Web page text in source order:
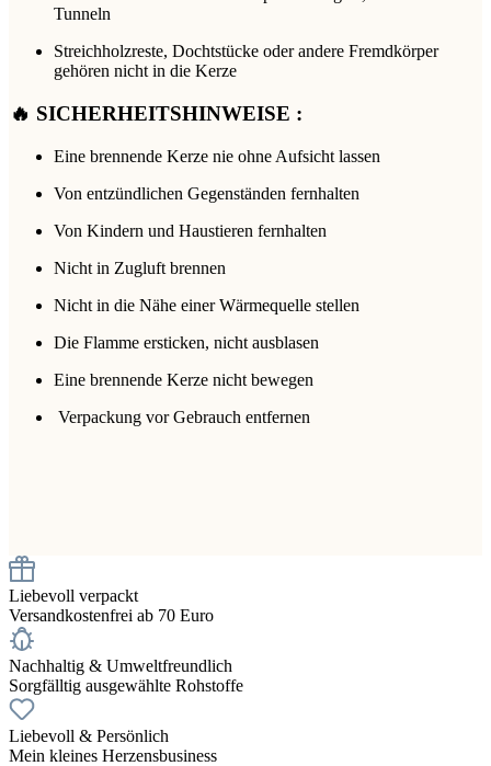
Tunneln
Streichholzreste, Dochtstücke oder andere Fremdkörper
gehören nicht in die Kerze
🔥 SICHERHEITSHINWEISE :
Eine brennende Kerze nie ohne Aufsicht lassen
Von entzündlichen Gegenständen fernhalten
Von Kindern und Haustieren fernhalten
Nicht in Zugluft brennen
Nicht in die Nähe einer Wärmequelle stellen
Die Flamme ersticken, nicht ausblasen
Eine brennende Kerze nicht bewegen
Verpackung vor Gebrauch entfernen
Liebevoll verpackt
Versandkostenfrei ab 70 Euro
Nachhaltig & Umweltfreundlich
Sorgfälltig ausgewählte Rohstoffe
Liebevoll & Persönlich
Mein kleines Herzensbusiness